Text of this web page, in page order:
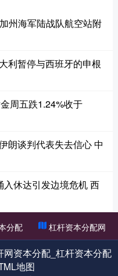
州海军陆战队航空站附
利暂停与西班牙的申根
周五跌1.24%收于
朗谈判代表失去信心 中
休达引发边境危机 西
分配 杠杆资本分配网
资本分配_杠杆资本分配
地图